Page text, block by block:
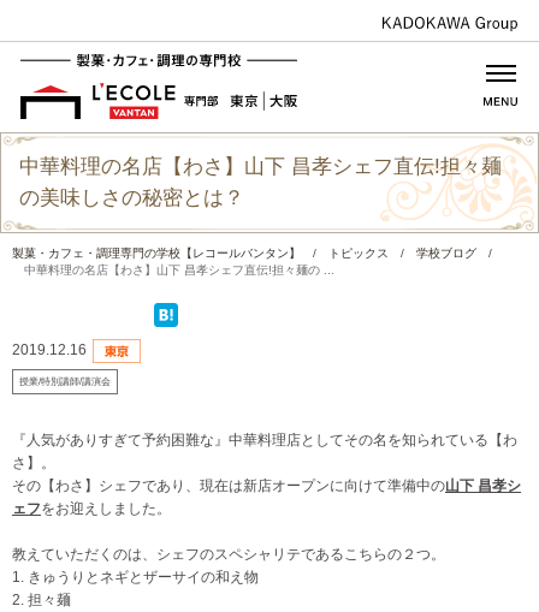
中華料理の名店【わさ】山下 昌孝シェフ直伝!担々麺
の美味しさの秘密とは？
製菓・カフェ・調理専門の学校【レコールバンタン】 / トピックス / 学校ブログ
/
中華料理の名店【わさ】山下 昌孝シェフ直伝!担々麺の ...
2019.12.16
授業/特別講師/講演会
『人気がありすぎて予約困難な』中華料理店としてその名を知られている【わ
さ】。
その【わさ】シェフであり、現在は新店オープンに向けて準備中の山下 昌孝シ
ェフをお迎えしました。
教えていただくのは、シェフのスペシャリテであるこちらの２つ。
1. きゅうりとネギとザーサイの和え物
2. 担々麺